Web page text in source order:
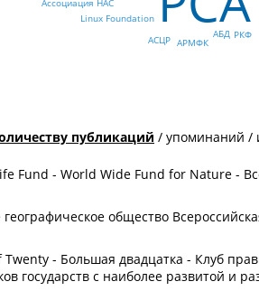
АБД
Linux Foundation
РКФ
Ассоциация НАС
АСЦР АРМФК
публикаций / упоминаний /
Fund - World Wide Fund for Nature -
общество
- Большая двадцатка - Клуб
государств с наиболее развитой и